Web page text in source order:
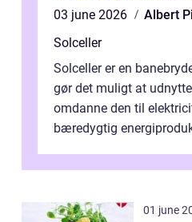
03 june 2026
Albert
Solceller
Solceller er en
gør det muligt at
omdanne den til
bæredygtig
01 june